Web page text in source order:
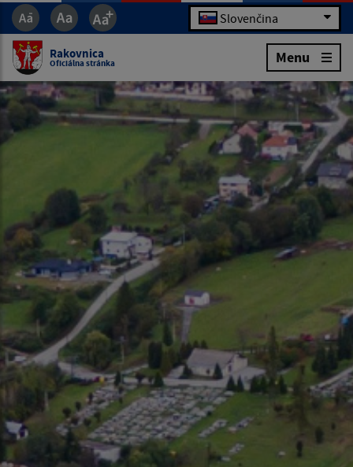
Slovenčina
Rakovnica
Oficiálna stránka Menu